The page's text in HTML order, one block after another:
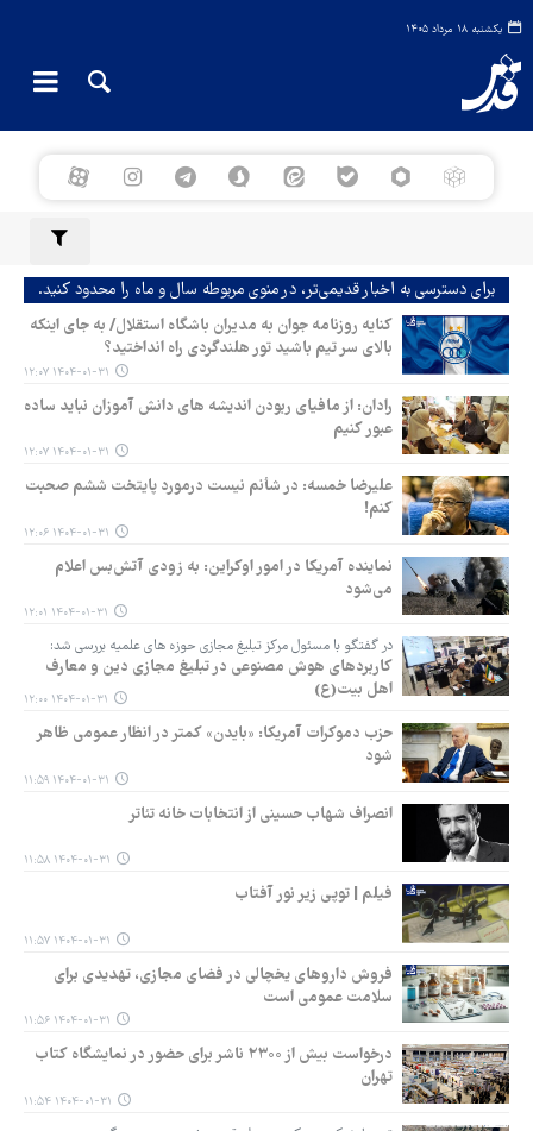
یکشنبه ۱۸ مرداد ۱۴۰۵
برای دسترسی به اخبار قدیمی‌تر، در منوی مربوطه سال و ماه را محدود کنید.
کنایه روزنامه جوان به مدیران باشگاه استقلال/ به جای اینکه
بالای سر تیم باشید تور هلندگردی راه انداختید؟
۱۴۰۴-۰۱-۳۱ ۱۲:۰۷
رادان: از مافیای ربودن اندیشه های دانش آموزان نباید ساده
عبور کنیم
۱۴۰۴-۰۱-۳۱ ۱۲:۰۷
علیرضا خمسه: در شأنم نیست درمورد پایتخت ششم صحبت
کنم!
۱۴۰۴-۰۱-۳۱ ۱۲:۰۶
نماینده آمریکا در امور اوکراین: به زودی آتش‌بس اعلام
می‌شود
۱۴۰۴-۰۱-۳۱ ۱۲:۰۱
در گفتگو با مسئول مرکز تبلیغ مجازی حوزه های علمیه بررسی شد:
کاربردهای هوش مصنوعی در تبلیغ مجازی دین و معارف
اهل بیت(ع)
۱۴۰۴-۰۱-۳۱ ۱۲:۰۰
حزب دموکرات آمریکا: «بایدن» کمتر در انظار عمومی ظاهر
شود
۱۴۰۴-۰۱-۳۱ ۱۱:۵۹
انصراف شهاب حسینی از انتخابات خانه تئاتر
۱۴۰۴-۰۱-۳۱ ۱۱:۵۸
فیلم | توپی زیر نور آفتاب
۱۴۰۴-۰۱-۳۱ ۱۱:۵۷
فروش داروهای یخچالی در فضای مجازی، تهدیدی برای
سلامت عمومی است
۱۴۰۴-۰۱-۳۱ ۱۱:۵۶
درخواست بیش از ۲۳۰۰ ناشر برای حضور در نمایشگاه کتاب
تهران
۱۴۰۴-۰۱-۳۱ ۱۱:۵۴